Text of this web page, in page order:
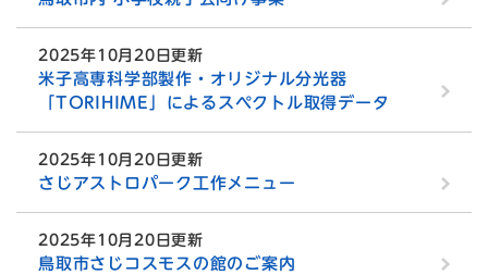
2025年10月20日更新
米子高専科学部製作・オリジナル分光器
「TORIHIME」によるスペクトル取得データ
2025年10月20日更新
さじアストロパーク工作メニュー
2025年10月20日更新
鳥取市さじコスモスの館のご案内